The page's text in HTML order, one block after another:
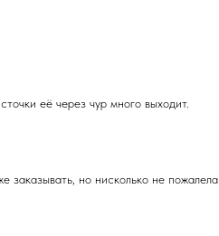
её через чур много выходит.
заказывать, но нисколько не пожалела